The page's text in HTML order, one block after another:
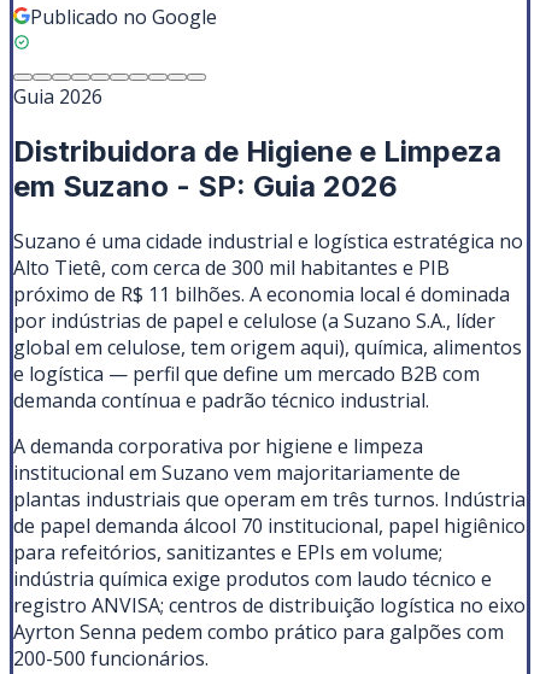
Publicado no Google
Guia 2026
Distribuidora de Higiene e Limpeza
em Suzano - SP: Guia 2026
Suzano é uma cidade industrial e logística estratégica no
Alto Tietê, com cerca de 300 mil habitantes e PIB
próximo de R$ 11 bilhões. A economia local é dominada
por indústrias de papel e celulose (a Suzano S.A., líder
global em celulose, tem origem aqui), química, alimentos
e logística — perfil que define um mercado B2B com
demanda contínua e padrão técnico industrial.
A demanda corporativa por higiene e limpeza
institucional em Suzano vem majoritariamente de
plantas industriais que operam em três turnos. Indústria
de papel demanda álcool 70 institucional, papel higiênico
para refeitórios, sanitizantes e EPIs em volume;
indústria química exige produtos com laudo técnico e
registro ANVISA; centros de distribuição logística no eixo
Ayrton Senna pedem combo prático para galpões com
200-500 funcionários.